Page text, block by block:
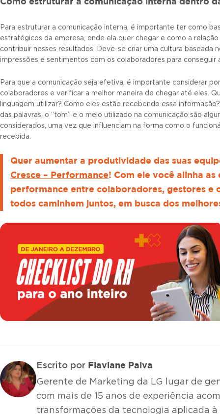
Para estruturar a comunicação interna, é importante ter como
estratégicos da empresa, onde ela quer chegar e como a
contribuir nesses resultados. Deve-se criar uma cultura baseada
impressões e sentimentos com os colaboradores para conseguir
Para que a comunicação seja efetiva, é importante considerar
colaboradores e verificar a melhor maneira de chegar até eles.
linguagem utilizar? Como eles estão recebendo essa
das palavras, o “tom” e o meio utilizado na comunicação são
considerados, uma vez que influenciam na forma como o
recebida.
Quer aumentar a produtividade das suas
Cresce – Performance! Com ele você alinha
performance entre colaboradores, gestores e
todos caminhem juntos, em busca dos
Escrito por Flaviane Paiva
Gerente de Marketing da LG lugar de
com mais de 15 anos de experiência
transformações da tecnologia aplicada